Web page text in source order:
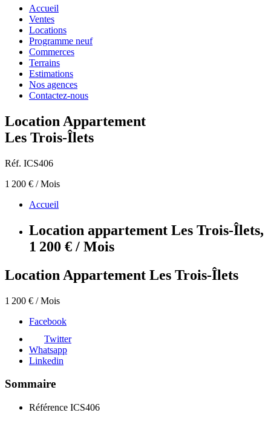
Accueil
Ventes
Locations
Programme neuf
Commerces
Terrains
Estimations
Nos agences
Contactez-nous
Location Appartement
Les Trois-Îlets
Réf. ICS406
1 200 € / Mois
Accueil
Location appartement Les Trois-Îlets,
1 200 € / Mois
Location Appartement Les Trois-Îlets
1 200 € / Mois
Facebook
Twitter
Whatsapp
Linkedin
Sommaire
Référence ICS406